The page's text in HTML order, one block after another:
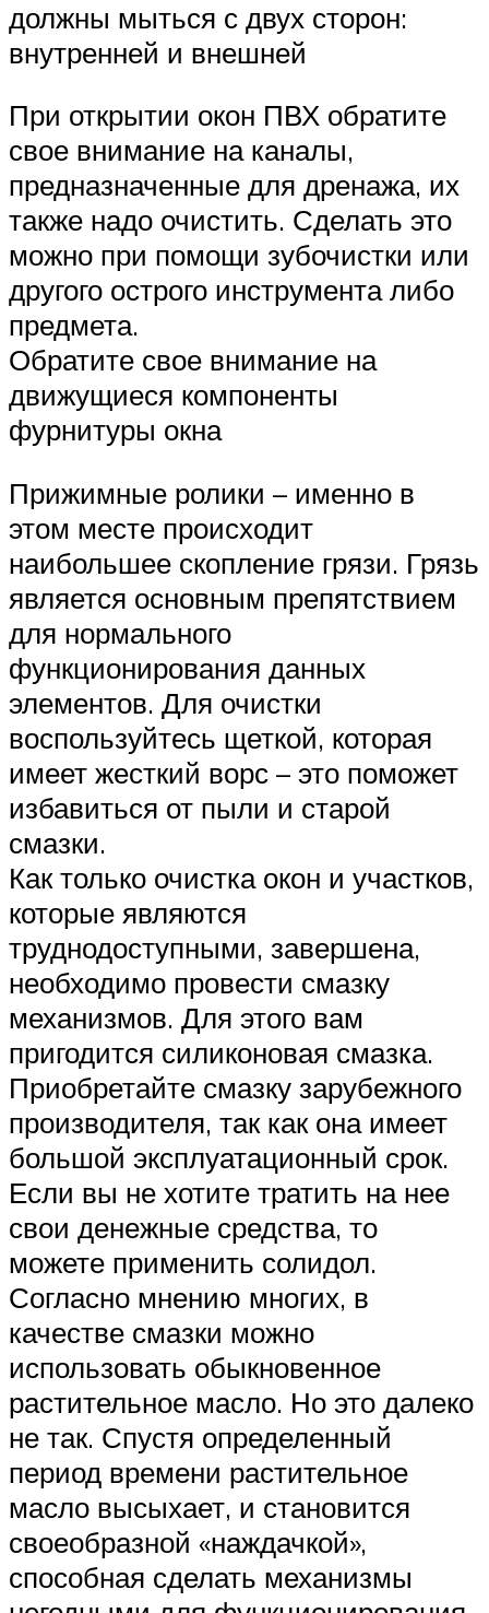
должны мыться с двух сторон:
внутренней и внешней
При открытии окон ПВХ обратите
свое внимание на каналы,
предназначенные для дренажа, их
также надо очистить. Сделать это
можно при помощи зубочистки или
другого острого инструмента либо
предмета.
Обратите свое внимание на
движущиеся компоненты
фурнитуры окна
Прижимные ролики – именно в
этом месте происходит
наибольшее скопление грязи. Грязь
является основным препятствием
для нормального
функционирования данных
элементов. Для очистки
воспользуйтесь щеткой, которая
имеет жесткий ворс – это поможет
избавиться от пыли и старой
смазки.
Как только очистка окон и участков,
которые являются
труднодоступными, завершена,
необходимо провести смазку
механизмов. Для этого вам
пригодится силиконовая смазка.
Приобретайте смазку зарубежного
производителя, так как она имеет
большой эксплуатационный срок.
Если вы не хотите тратить на нее
свои денежные средства, то
можете применить солидол.
Согласно мнению многих, в
качестве смазки можно
использовать обыкновенное
растительное масло. Но это далеко
не так. Спустя определенный
период времени растительное
масло высыхает, и становится
своеобразной «наждачкой»,
способная сделать механизмы